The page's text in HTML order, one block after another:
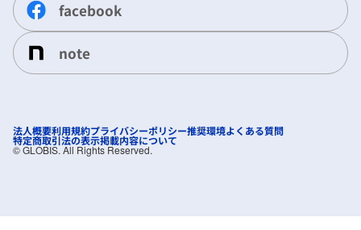
facebook
note
法人概要利用規約プライバシーポリシー推奨環境よくある質問
特定商取引法の表示掲載内容について
©︎ GLOBIS. All Rights Reserved.